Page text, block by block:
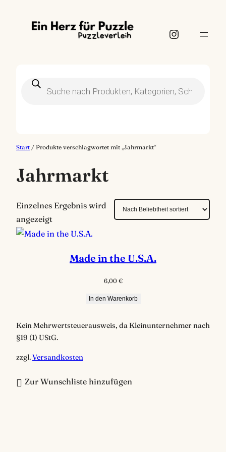
Instagram
Products
search
Start / Produkte verschlagwortet mit „Jahrmarkt“
Jahrmarkt
Einzelnes Ergebnis wird
angezeigt
Made in the U.S.A.
6,00 €
In den Warenkorb
Kein Mehrwertsteuerausweis, da Kleinunternehmer nach
§19 (1) UStG.
zzgl.Versandkosten
Zur Wunschliste hinzufügen